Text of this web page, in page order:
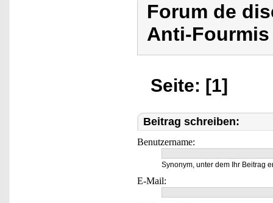
Forum de
Anti-
Seite: [1]
Beitrag schreiben:
Benutzername:
Synonym, unter dem Ihr Beitrag
E-Mail: